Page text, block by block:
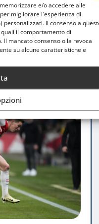
e/o accedere alle
migliorare l'esperienza di
personalizzati. Il consenso a
il comportamento di
Il mancato consenso o la revoca
su alcune caratteristiche e
e richieste di